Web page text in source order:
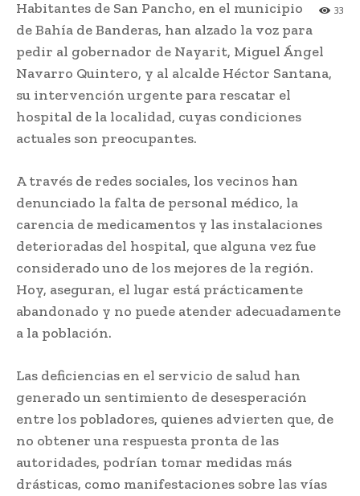
33
Habitantes de San Pancho, en el municipio
de Bahía de Banderas, han alzado la voz para
pedir al gobernador de Nayarit, Miguel Ángel
Navarro Quintero, y al alcalde Héctor Santana,
su intervención urgente para rescatar el
hospital de la localidad, cuyas condiciones
actuales son preocupantes.
A través de redes sociales, los vecinos han
denunciado la falta de personal médico, la
carencia de medicamentos y las instalaciones
deterioradas del hospital, que alguna vez fue
considerado uno de los mejores de la región.
Hoy, aseguran, el lugar está prácticamente
abandonado y no puede atender adecuadamente
a la población.
Las deficiencias en el servicio de salud han
generado un sentimiento de desesperación
entre los pobladores, quienes advierten que, de
no obtener una respuesta pronta de las
autoridades, podrían tomar medidas más
drásticas, como manifestaciones sobre las vías